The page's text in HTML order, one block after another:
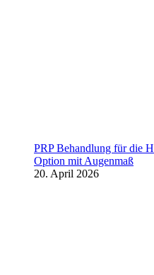
PRP Behandlung für die
Option mit Augenmaß
20. April 2026